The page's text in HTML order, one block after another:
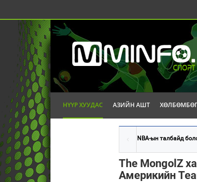
НҮҮР ХУУДАС АЗИЙН АШТ ХӨЛБӨМБӨГ
NBA-ын талбайд
The MongolZ
Америкийн